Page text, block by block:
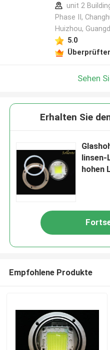
unit 2
Phase II,
Huizhou,
5.0
Sehen
Erhalten Sie
linsen-
hohen
Empfohlene Produkte